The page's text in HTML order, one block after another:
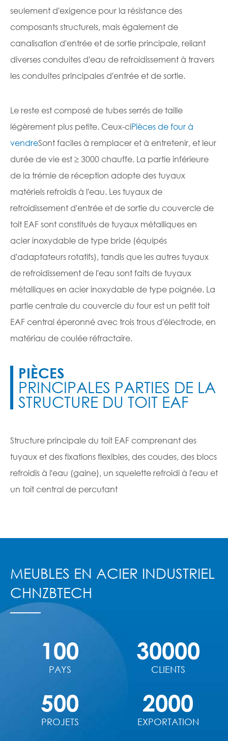
seulement d'exigence pour la résistance des
composants structurels, mais également de
canalisation d'entrée et de sortie principale, reliant
diverses conduites d'eau de refroidissement à travers
les conduites principales d'entrée et de sortie.
Le reste est composé de tubes serrés de taille
légèrement plus petite. Ceux-ciPièces de four à
vendreSont faciles à remplacer et à entretenir, et leur
durée de vie est ≥ 3000 chauffe. La partie inférieure
de la trémie de réception adopte des tuyaux
matériels refroidis à l'eau. Les tuyaux de
refroidissement d'entrée et de sortie du couvercle de
toit EAF sont constitués de tuyaux métalliques en
acier inoxydable de type bride (équipés
d'adaptateurs rotatifs), tandis que les autres tuyaux
de refroidissement de l'eau sont faits de tuyaux
métalliques en acier inoxydable de type poignée. La
partie centrale du couvercle du four est un petit toit
EAF central éperonné avec trois trous d'électrode, en
matériau de coulée réfractaire.
PIÈCES
PRINCIPALES PARTIES DE LA
STRUCTURE DU TOIT EAF
Structure principale du toit EAF comprenant des
tuyaux et des fixations flexibles, des coudes, des blocs
refroidis à l'eau (gaine), un squelette refroidi à l'eau et
un toit central de percutant
MEUBLES EN ACIER INDUSTRIEL
CHNZBTECH
100
PAYS
30000
CLIENTS
500
PROJETS
2000
EXPORTATION